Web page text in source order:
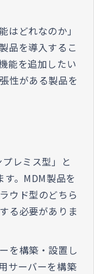
はどれなのか」
品を導入するこ
能を追加したい
性がある製品を
レミス型」と
す。MDM製品を
ウド型のどちら
る必要がありま
を構築・設置し
サーバーを構築